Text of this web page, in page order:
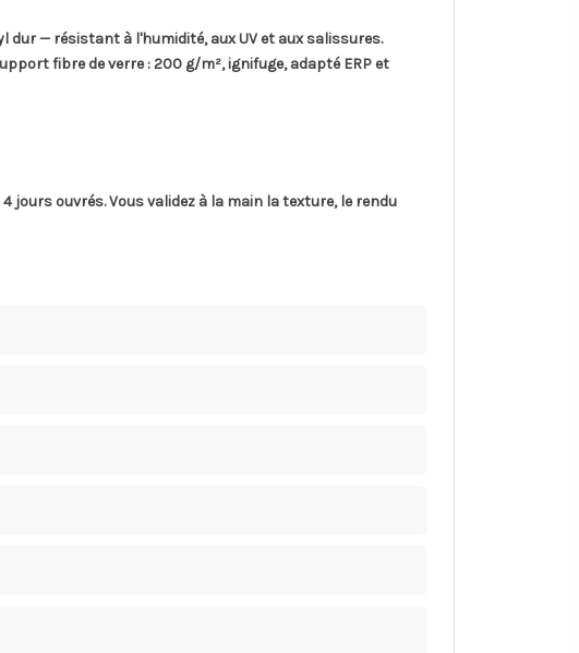
dur — résistant à l'humidité, aux UV et aux salissures.
fibre de verre: 200 g/m², ignifuge, adapté ERP et
4 jours ouvrés. Vous validez à la main la texture, le rendu